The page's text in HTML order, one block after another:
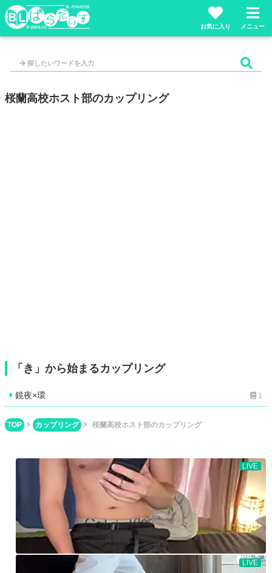
お気に入り メニュー
桜蘭高校ホスト部のカップリング
「き」から始まるカップリング
鏡夜×環 1
TOP カップリング 桜蘭高校ホスト部のカップリング